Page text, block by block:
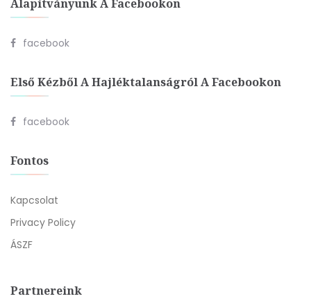
Alapítványunk A Facebookon
facebook
Első Kézből A Hajléktalanságról A Facebookon
facebook
Fontos
Kapcsolat
Privacy Policy
ÁSZF
Partnereink